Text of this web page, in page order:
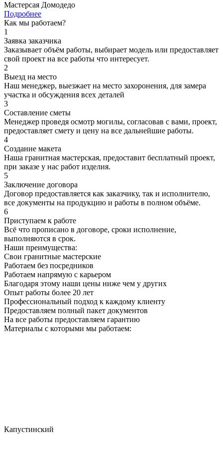
Мастерсая Домодедо
Подробнее
Как мы работаем?
1
Заявка заказчика
Заказывает объём работы, выбирает модель или предоставляет
свой проект на все работы что интересует.
2
Выезд на место
Наш менеджер, выезжает на место захоронения, для замера
участка и обсуждения всех деталей
3
Составление сметы
Менеджер проведя осмотр могилы, согласовав с вами, проект,
предоставляет смету и цену на все дальнейшие работы.
4
Создание макета
Наша гранитная мастерская, предоставит бесплатный проект,
при заказе у нас работ изделия.
5
Заключение договора
Договор предоставляется как заказчику, так и исполнителю,
все документы на продукцию и работы в полном объёме.
6
Приступаем к работе
Всё что прописано в договоре, сроки исполнение,
выполняются в срок.
Наши преимущества:
Свои гранитные мастерские
Работаем без посредников
Работаем напрямую с карьером
Благодаря этому наши цены ниже чем у других
Опыт работы более 20 лет
Профессиональный подход к каждому клиенту
Предоставляем полный пакет документов
На все работы предоставляем гарантию
Материалы с которыми мы работаем:
Капустинский